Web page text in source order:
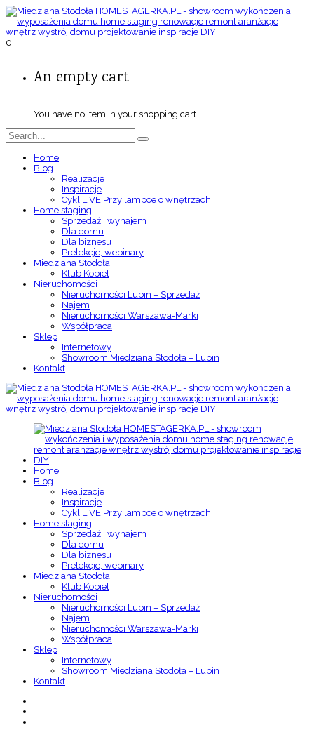
0
An empty cart
You have no item in your shopping cart
Home
Blog
Realizacje
Inspiracje
Cykl LIVE Przy lampce o wnętrzach
Home staging
Sprzedaż i wynajem
Dla domu
Dla biznesu
Prelekcje, webinary
Miedziana Stodoła
Klub Kobiet
Nieruchomości
Nieruchomości Lubin – Sprzedaż
Najem
Nieruchomości Warszawa-Marki
Współpraca
Sklep
Internetowy
Showroom Miedziana Stodoła – Lubin
Kontakt
Home
Blog
Realizacje
Inspiracje
Cykl LIVE Przy lampce o wnętrzach
Home staging
Sprzedaż i wynajem
Dla domu
Dla biznesu
Prelekcje, webinary
Miedziana Stodoła
Klub Kobiet
Nieruchomości
Nieruchomości Lubin – Sprzedaż
Najem
Nieruchomości Warszawa-Marki
Współpraca
Sklep
Internetowy
Showroom Miedziana Stodoła – Lubin
Kontakt